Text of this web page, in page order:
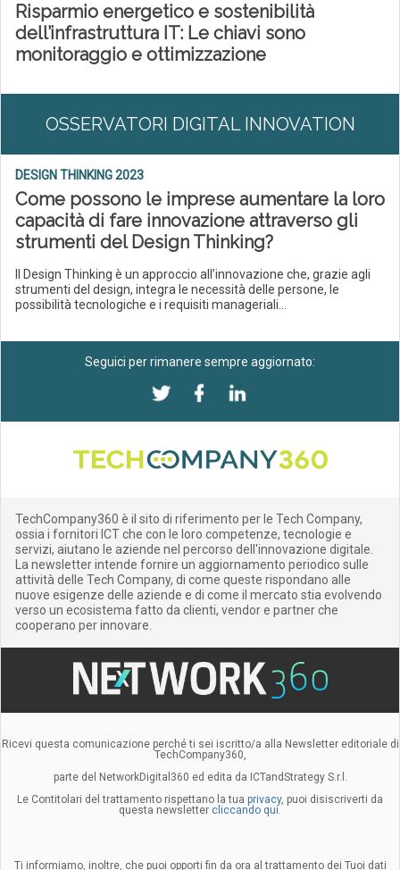
Risparmio energetico e sostenibilità
dell’infrastruttura IT: Le chiavi sono
monitoraggio e ottimizzazione
OSSERVATORI DIGITAL INNOVATION
DESIGN THINKING 2023
Come possono le imprese aumentare la loro
capacità di fare innovazione attraverso gli
strumenti del Design Thinking?
Il Design Thinking è un approccio all’innovazione che, grazie agli
strumenti del design, integra le necessità delle persone, le
possibilità tecnologiche e i requisiti manageriali...
Seguici per rimanere sempre aggiornato:
TechCompany360 è il sito di riferimento per le Tech Company,
ossia i fornitori ICT che con le loro competenze, tecnologie e
servizi, aiutano le aziende nel percorso dell'innovazione digitale.
La newsletter intende fornire un aggiornamento periodico sulle
attività delle Tech Company, di come queste rispondano alle
nuove esigenze delle aziende e di come il mercato stia evolvendo
verso un ecosistema fatto da clienti, vendor e partner che
cooperano per innovare.
Ricevi questa comunicazione perché ti sei iscritto/a alla Newsletter editoriale di
TechCompany360,
parte del NetworkDigital360 ed edita da ICTandStrategy S.r.l.
Le Contitolari del trattamento rispettano la tua privacy, puoi disiscriverti da
questa newsletter cliccando qui.
Ti informiamo, inoltre, che puoi opporti fin da ora al trattamento dei Tuoi dati